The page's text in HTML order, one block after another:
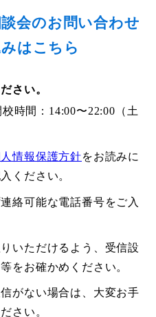
会のお問い合わせ
はこちら
さい。
校時間：14:00〜22:00（土
情報保護方針をお読みに
ください。
絡可能な電話番号をご入
いただけるよう、受信設
をお確かめください。
がない場合は、大変お手
さい。